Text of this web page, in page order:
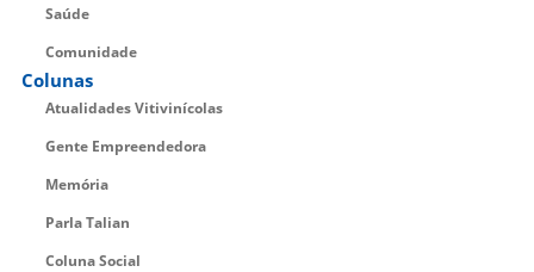
Saúde
Comunidade
Colunas
Atualidades Vitivinícolas
Gente Empreendedora
Memória
Parla Talian
Coluna Social